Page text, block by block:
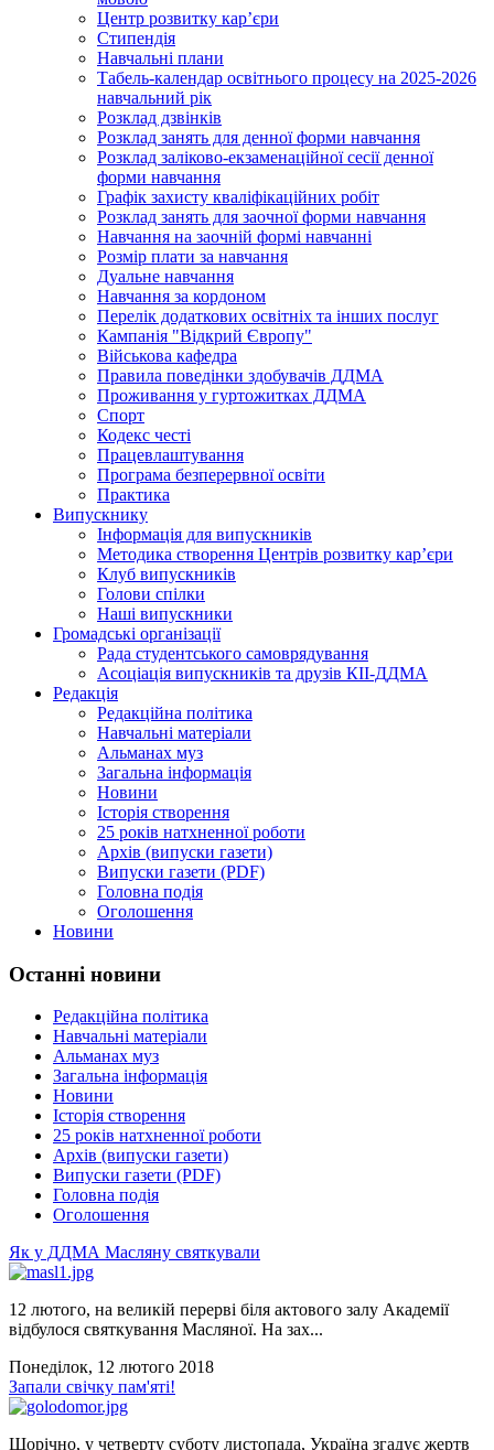
Центр розвитку кар’єри
Стипендія
Навчальні плани
Табель-календар освітнього процесу на 2025-2026
навчальний рік
Розклад дзвінків
Розклад занять для денної форми навчання
Розклад заліково-екзаменаційної сесії денної
форми навчання
Графік захисту кваліфікаційних робіт
Розклад занять для заочної форми навчання
Навчання на заочній формі навчанні
Розмір плати за навчання
Дуальне навчання
Навчання за кордоном
Перелік додаткових освітніх та інших послуг
Кампанія "Відкрий Європу"
Військова кафедра
Правила поведінки здобувачів ДДМА
Проживання у гуртожитках ДДМА
Спорт
Кодекс честі
Працевлаштування
Програма безперервної освіти
Практика
Випускнику
Інформація для випускників
Методика створення Центрів розвитку кар’єри
Клуб випускників
Голови спілки
Наші випускники
Громадські організації
Рада студентського самоврядування
Асоціація випускників та друзів КІІ-ДДМА
Редакція
Редакційна політика
Навчальні матеріали
Альманах муз
Загальна інформація
Новини
Історія створення
25 років натхненної роботи
Архів (випуски газети)
Випуски газети (PDF)
Головна подія
Оголошення
Новини
Останні новини
Редакційна політика
Навчальні матеріали
Альманах муз
Загальна інформація
Новини
Історія створення
25 років натхненної роботи
Архів (випуски газети)
Випуски газети (PDF)
Головна подія
Оголошення
Як у ДДМА Масляну святкували
12 лютого, на великій перерві біля актового залу Академії
відбулося святкування Масляної. На зах...
Понеділок, 12 лютого 2018
Запали свічку пам'яті!
Щорічно, у четверту суботу листопада, Україна згадує жертв